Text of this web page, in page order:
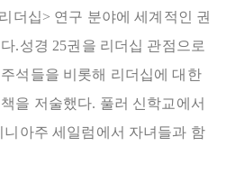
더십> 연구 분야에 세계적인 권
.성경 25권을 리더십 관점으로
석들을 비롯해 리더십에 대한
을 저술했다. 풀러 신학교에서
아주 세일럼에서 자녀들과 함